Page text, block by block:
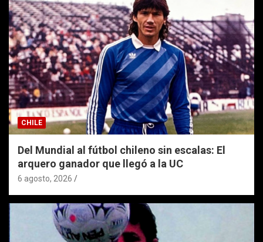
CHILE
Del Mundial al fútbol chileno sin escalas: El
arquero ganador que llegó a la UC
6 agosto, 2026